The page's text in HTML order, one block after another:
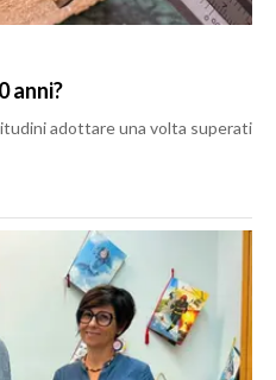
anni?
adottare una volta superati